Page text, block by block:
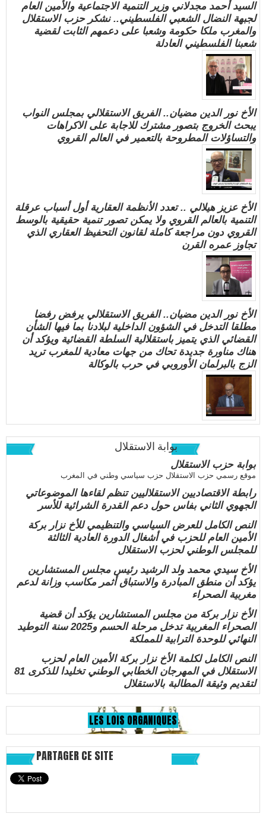
السيد أحمد مجدلاني وزير التنمية الاجتماعية والأمين العام
لجبهة النضال الشعبي الفلسطيني.. نشكر حزب الاستقلال
والمغرب ملكا حكومة وشعبا على دعمهم الثابت لقضية
شعبنا الفلسطيني العادلة
الأخ نور الدين مضيان.. الفريق الاستقلالي بمجلس النواب
يبحث الخروج بتصور مشترك للاجابة على الاكراهات
والتساؤلات المطروحة بالتعمير في العالم القروي
الأخ عزيز هيلالي .. تعدد الأنظمة العقارية أول أسباب عرقلة
التنمية بالعالم القروي ولا يمكن تصور تنمية حقيقية بالوسط
القروي دون مراجعة كاملة لقانون التحفيظ العقاري الذي
تجاوز عمره القرن
الأخ نور الدين مضيان.. الفريق الاستقلالي يرفض رفضا
مطلقا التدخل في الشؤون الداخلية لبلادنا بما فيها الشأن
القضائي الذي يتميز باستقلالية السلطة القضائية ويؤكد أن
هناك مناورة جديدة تحاك من جهات معادية للمغرب تريد
الزج بالبرلمان الأوروبي في حرب بالوكالة
بوابة الاستقلال
بوابة حزب الاستقلال
موقع رسمي حزب الاستقلال حزب سياسي وطني في المغرب
رابطة الاقتصاديين الاستقلاليين تنظم لقاءها الموضوعاتي
الجهوي الثاني بفاس حول دعم القدرة الشرائية للأسر
النص الكامل للعرض السياسي والتنظيمي للأخ نزار بركة
الأمين العام للحزب في أشغال الدورة العادية الثالثة
للمجلس الوطني لحزب الاستقلال
الأخ سيدي محمد ولد الرشيد رئيس مجلس المستشارين
يؤكد أن منطق المبادرة والاستباق أثمر مكاسب وزانة لدعم
مغربية الصحراء
الأخ نزار بركة من مجلس المستشارين يؤكد أن قضية
الصحراء المغربية تدخل مرحلة الحسم و2025 سنة التوطيد
النهائي للوحدة الترابية للمملكة
النص الكامل لكلمة الأخ نزار بركة الأمين العام لحزب
الاستقلال في المهرجان الخطابي الوطني تخليدا للذكرى 81
لتقديم وثيقة المطالبة بالاستقلال
LES LOIS ORGANIQUES
PARTAGER CE SITE